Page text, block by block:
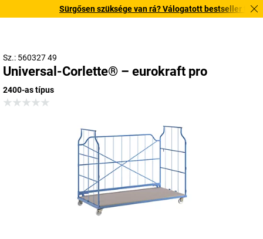
Sürgősen szüksége van rá? Válogatott bestseller
Sz.: 560327 49
Universal-Corlette® – eurokraft pro
2400-as típus